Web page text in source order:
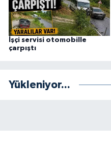
İşçi servisi otomobille
çarpıştı
Yükleniyor...